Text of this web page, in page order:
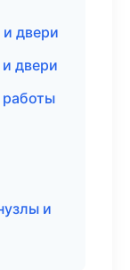
двери
двери
и